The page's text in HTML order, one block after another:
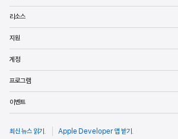
리소스
지원
계정
프로그램
이벤트
최신 뉴스 읽기. Apple Developer 앱 받기.